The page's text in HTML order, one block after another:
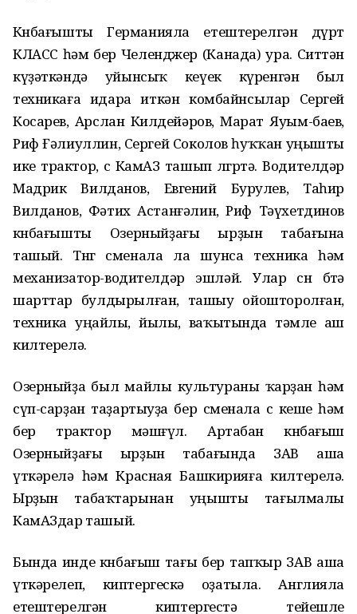
Көнбағышты Германияла етештерелгән дүрт
КЛАСС һәм бер Челенджер (Канада) ура. Ситтән
күҙәткәндә уйынсыҡ кеүек күренгән был
техникаға идара иткән комбайнсылар Сергей
Косарев, Арслан Килдейәров, Марат Яуым-баев,
Риф Ғәлиуллин, Сергей Соколов һуҡҡан уңышты
ике трактор, өс КамАЗ ташып өлгөртә. Водителдәр
Мадрик Вилданов, Евгений Бурулев, Таһир
Вилданов, Фәтих Астанғәлин, Риф Тәүхетдинов
көнбағышты Озерныйҙағы ырҙын табағына
ташый. Төнгө сменала ла шунса техника һәм
механизатор-водителдәр эшләй. Улар өсөн бөтә
шарттар булдырылған, ташыу ойошторолған,
техника уңайлы, йылы, ваҡытында тәмле аш
килтерелә.
Озерныйҙа был майлы культураны ҡарҙан һәм
сүп-сарҙан таҙартыуҙа бер сменала өс кеше һәм
бер трактор мәшғүл. Артабан көнбағыш
Озерныйҙағы ырҙын табағында ЗАВ аша
үткәрелә һәм Красная Башкирияға килтерелә.
Ырҙын табаҡтарынан уңышты тағылмалы
КамАЗдар ташый.
Бында инде көнбағыш тағы бер тапҡыр ЗАВ аша
үткәрелеп, киптергескә оҙатыла. Англияла
етештерелгән киптергестә тейешле